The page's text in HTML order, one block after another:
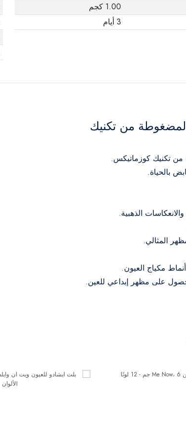
1.00 كجم
3 أيام
من تكنيك
من تكنيك كوزماتيكس.
بالحياة.
الذهبية.
المثالي.
مكياج العيون.
على مظهر إبداعي للعين.